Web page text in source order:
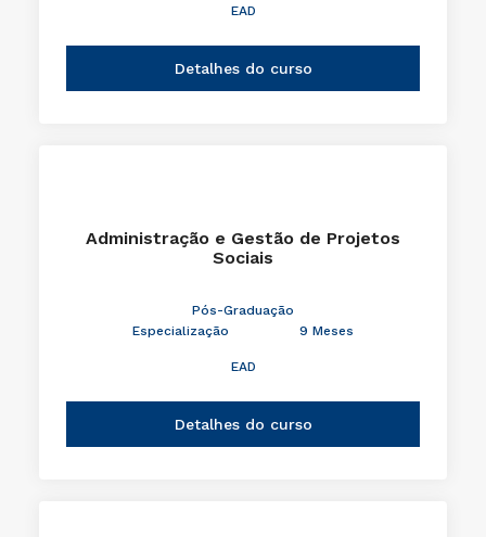
EAD
Detalhes do curso
Administração e Gestão de Projetos
Sociais
Pós-Graduação
Especialização
9 Meses
EAD
Detalhes do curso